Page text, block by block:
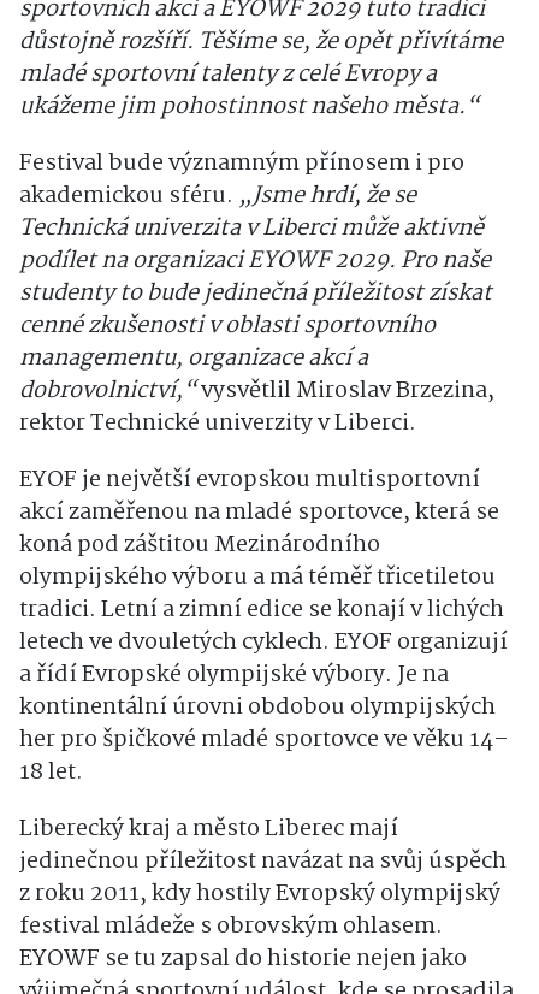
sportovních akcí a EYOWF 2029 tuto tradici
důstojně rozšíří. Těšíme se, že opět přivítáme
mladé sportovní talenty z celé Evropy a
ukážeme jim pohostinnost našeho města.“
Festival bude významným přínosem i pro
akademickou sféru. „Jsme hrdí, že se
Technická univerzita v Liberci může aktivně
podílet na organizaci EYOWF 2029. Pro naše
studenty to bude jedinečná příležitost získat
cenné zkušenosti v oblasti sportovního
managementu, organizace akcí a
dobrovolnictví,“vysvětlil Miroslav Brzezina,
rektor Technické univerzity v Liberci.
EYOF je největší evropskou multisportovní
akcí zaměřenou na mladé sportovce, která se
koná pod záštitou Mezinárodního
olympijského výboru a má téměř třicetiletou
tradici. Letní a zimní edice se konají v lichých
letech ve dvouletých cyklech. EYOF organizují
a řídí Evropské olympijské výbory. Je na
kontinentální úrovni obdobou olympijských
her pro špičkové mladé sportovce ve věku 14–
18 let.
Liberecký kraj a město Liberec mají
jedinečnou příležitost navázat na svůj úspěch
z roku 2011, kdy hostily Evropský olympijský
festival mládeže s obrovským ohlasem.
EYOWF se tu zapsal do historie nejen jako